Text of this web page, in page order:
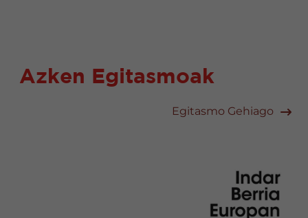
Azken Egitasmoak
Egitasmo Gehiago